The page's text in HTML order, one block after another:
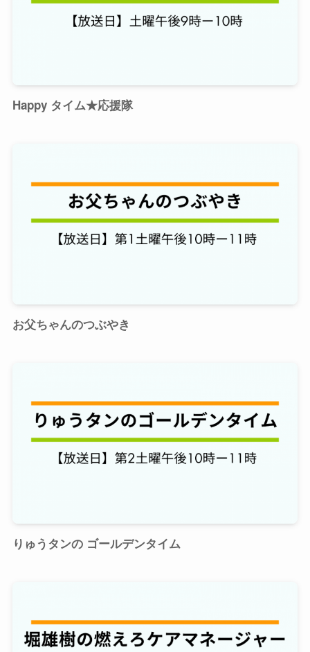
Happy タイム★応援隊
お父ちゃんのつぶやき
りゅうタンの ゴールデンタイム